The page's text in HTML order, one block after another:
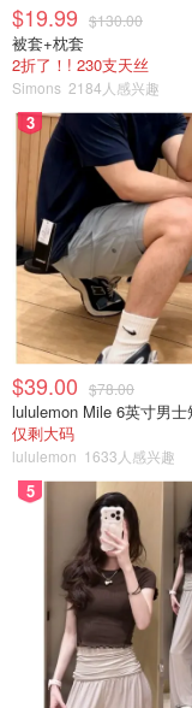
免疫力过低的朋友
主要靠穿心莲的成
每日随餐或餐后一粒
Nature‘s
$19.99 $130.00
被套+枕套
2折了！! 230支天丝
Simons 2184人感兴趣
3
$39.00 $78.00
lululemon Mile 6英寸男士
仅剩大码
lululemon 1633人感兴趣
5